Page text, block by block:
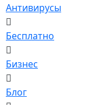
Антивирусы
Бесплатно
Бизнес
Блог